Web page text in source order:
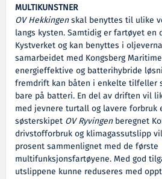
MULTIKUNSTNER
OV Hekkingenskal benyttes til ulike
langs kysten. Samtidig er fartøyet en
Kystverket og kan benyttes i
samarbeidet med Kongsberg
energieffektive og batterihybride
fremdrift kan båten i enkelte tilfeller
bare på batteri. En del av driften vil
med jevnere turtall og lavere forbruk
søsterskipet OV Ryvingenberegnet
drivstofforbruk og klimagassutslipp
prosent sammenlignet med de første
multifunksjonsfartøyene. Med god
utslippene kunne reduseres med